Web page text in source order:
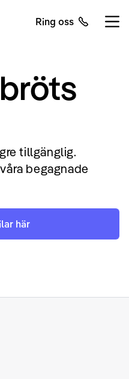
Ring oss
tillgänglig.
begagnade
här